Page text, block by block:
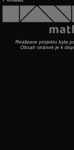
Realizace projektu byla
Obsah stránek je k